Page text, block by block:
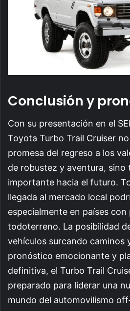
Conclusión y
Con su presentación en el
Toyota Turbo Trail Cruiser
promesa del regreso a los
de robustez y aventura, sino
importante hacia el futuro.
llegada al mercado local
especialmente en países con
todoterreno. La posibilidad
vehículos surcando caminos
pronóstico emocionante y
definitiva, el Turbo Trail
preparado para liderar una
mundo del automovilismo